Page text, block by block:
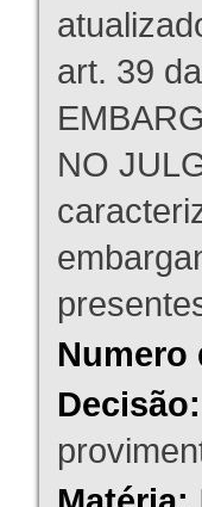
art. 39
NO
Numero
Decisão: